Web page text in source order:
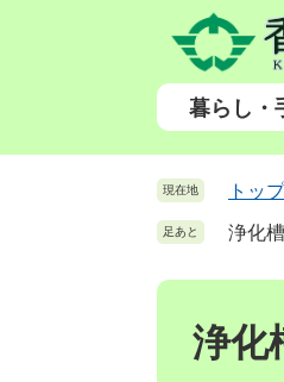
頭
飛
暮らし・
現在地 トッ
足あと 浄化
本
浄化